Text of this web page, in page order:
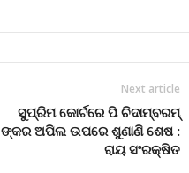
Next article
ସୁପ୍ରିମ କୋର୍ଟରେ ପି ଚିଦାମ୍ବରମ୍
ଙ୍କର ଅପିଲ ଉପରେ ଶୁଣାଣି ଶେଷ :
ରାୟ ସଂରକ୍ଷିତ